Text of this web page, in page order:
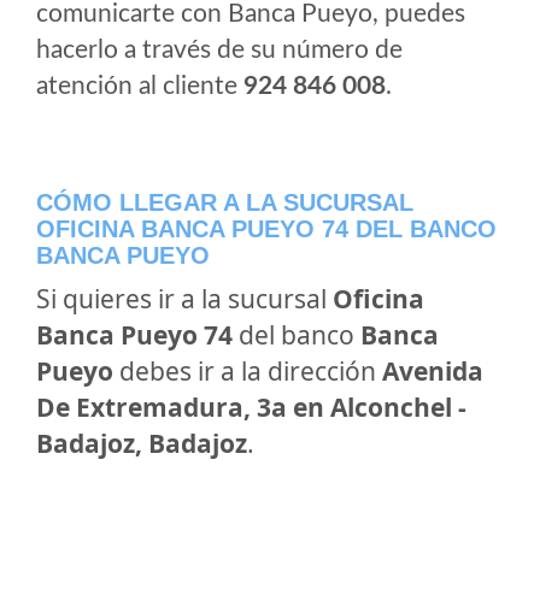
comunicarte con Banca Pueyo, puedes
hacerlo a través de su número de
atención al cliente 924 846 008.
CÓMO LLEGAR A LA SUCURSAL
OFICINA BANCA PUEYO 74 DEL BANCO
BANCA PUEYO
Si quieres ir a la sucursal Oficina
Banca Pueyo 74 del banco Banca
Pueyo debes ir a la dirección Avenida
De Extremadura, 3a en Alconchel -
Badajoz, Badajoz.